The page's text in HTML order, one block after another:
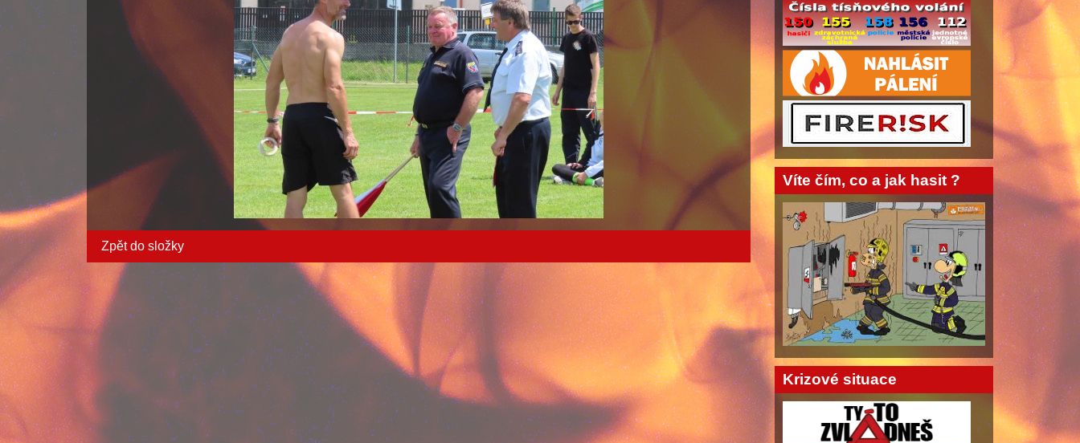
Zpět do složky
Víte čím, co a jak hasit ?
Krizové situace